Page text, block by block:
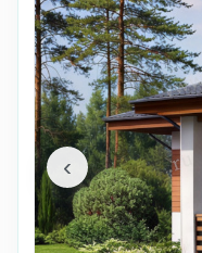
‹